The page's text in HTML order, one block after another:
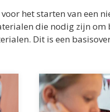
het starten van een
die nodig zijn om
Dit is een